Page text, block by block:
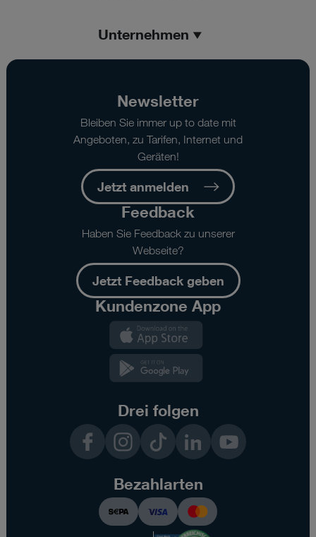
Unternehmen
Newsletter
Bleiben Sie immer up to date mit
Angeboten, zu Tarifen, Internet und
Geräten!
Jetzt anmelden
Feedback
Haben Sie Feedback zu unserer
Webseite?
Jetzt Feedback geben
Kundenzone App
Drei folgen
InstagramTikTok LinkedInYouTube
Bezahlarten